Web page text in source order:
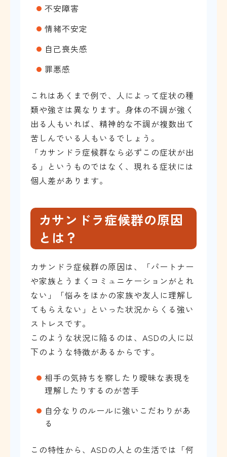
不安障害
情緒不安定
自己喪失感
罪悪感
これはあくまで例で、人によって症状の種
類や強さは異なります。身体の不調が強く
出る人もいれば、精神的な不調が複数出て
苦しんでいる人もいるでしょう。
「カサンドラ症候群なら必ずこの症状が出
る」というものではなく、現れる症状には
個人差があります。
カサンドラ症候群の原因
とは？
カサンドラ症候群の原因は、「パートナー
や家族とうまくコミュニケーションがとれ
ない」「悩みをほかの家族や友人に理解し
てもらえない」といった状況からくる強い
ストレスです。
このような状況に陥るのは、ASDの人に以
下のような特徴があるからです。
相手の気持ちを察したり曖昧な表現を
理解したりするのが苦手
自分なりのルールに強いこだわりがあ
る
この特性から、ASDの人との生活では「何